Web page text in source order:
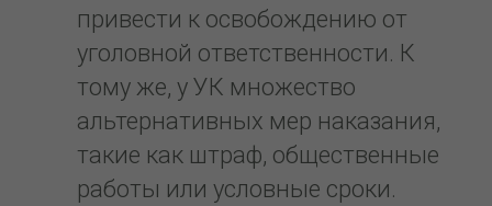
привести к освобождению от
уголовной ответственности. К
тому же, у УК множество
альтернативных мер наказания,
такие как штраф, общественные
работы или условные сроки.